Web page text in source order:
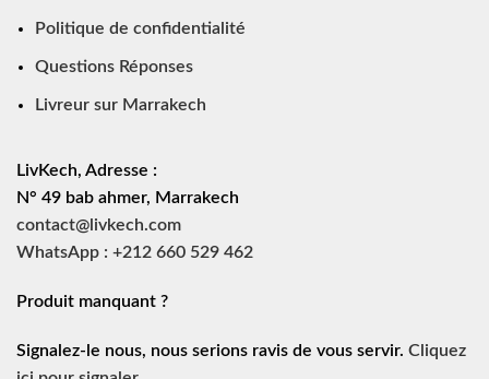
Politique de confidentialité
Questions Réponses
Livreur sur Marrakech
LivKech, Adresse :
N° 49 bab ahmer, Marrakech
contact@livkech.com
WhatsApp : +212 660 529 462
Produit manquant ?
Signalez-le nous, nous serions ravis de vous servir. Cliquez